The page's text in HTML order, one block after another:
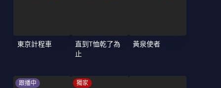
東京計程車
直到T恤乾了為
止
黃泉使者
跟播中 獨家